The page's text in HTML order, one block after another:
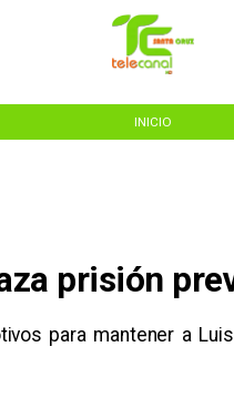
INICIO
prisión
para mantener a